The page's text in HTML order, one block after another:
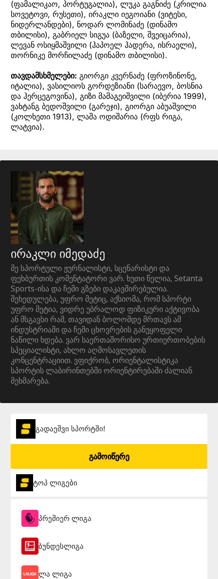
(ფამალიკაო, პორტუგალია), ლუკა გაგნიძე (კრილია
სოვეტოვი, რუსეთი), ირაკლი იეგოიანი (ვიტესი,
ნიდერლანდები), ნოდარ ლომინაძე (დინამო
თბილისი), გაბრიელ სიგუა (ბაზელი, შვეიცარია),
ლევან ოსიყმაშვილი (ჰაპოელ ჰადერა, ისრაელი),
თორნიკე მორჩილაძე (დინამო თბილისი).
თავდამსხმელები: გიორგი კვერნაძე (ფროზინონე,
იტალია), ვასილიოს გორდეზიანი (სარაევო, ბოსნია
და ჰერცეგოვინა), გიზი მამაგეიშვილი (იბერია 1999),
ვახტანგ ბედოშვილი (გარეჯი), გიორგი აბუაშვილი
(კოლხეთი 1913), ლაშა ოდიშარია (რფს რიგა,
ლატვია).
ირაკლი იმედაძე
მე სპორტული ჟურნალისტი, სცენარისტი და
ფეხბურთის კომენტატორი ვარ. ხუთი წელია, Setanta
Sports-ისა და ჩემი გზები დაკავშირებულია.
შეხედულება, უფრო მეტიც, აქსიომა, რომ სპორტი
უფრო მეტია, ვიდრე უბრალოდ ფიზიკური აქტივობა
ან მსგავსი რამ, თავიდან ბოლომდე მრთავს ამ
ინდუსტრიაში და ჩემი ცხოვრების განუყოფელი
ნაწილი ხდება. ვარ საერთაშორისო ურთიერთობების
სპეციალისტი, ახლო აღმოსავლეთის
კონცენტრაციით. ვფიქრობ, ორიენტალისტიკა
სპორტის ლაბირინთებში ორიენტირებაში ძალიან
მეხმარება.
გადაეშვი სპორტში!
გამოიწერე
ტოპ ლიგები
პრემიერ ლიგა
ბუნდესლიგა
ლა ლიგა